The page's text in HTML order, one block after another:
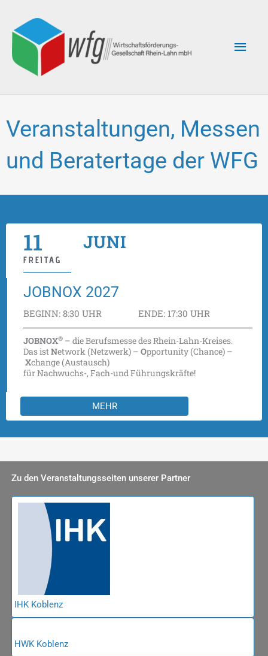
springen
Veranstaltungen, Messen
und Beratertage der WFG
11 JUNI
FREITAG
JOBNOX 2027
BEGINN: 8:30 UHR ENDE: 17:30 UHR
JOBNOX® – die Berufsmesse des Rhein-Lahn-Kreises.
Das istNetwork (Netzwerk) – Opportunity (Chance) –
Xchange (Austausch)
für Nachwuchs-, Fach-und Führungskräfte!
MEHR
Zu den Veranstaltungsseiten unserer Partner
IHK Koblenz
HWK Koblenz